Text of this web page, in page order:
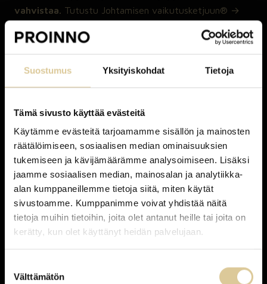
Suostumus Yksityiskohdat Tietoja
Tämä sivusto käyttää evästeitä
Käytämme evästeitä tarjoamamme sisällön ja mainosten
räätälöimiseen, sosiaalisen median ominaisuuksien
tukemiseen ja kävijämäärämme analysoimiseen. Lisäksi
jaamme sosiaalisen median, mainosalan ja analytiikka-
alan kumppaneillemme tietoja siitä, miten käytät
sivustoamme. Kumppanimme voivat yhdistää näitä
tietoja muihin tietoihin, joita olet antanut heille tai joita on
kerätty, kun olet käyttänyt heidän palvelujaan.
valinta
Välttämätön
vahvistaa. Tutustu Johtamisen vaikutusketjuun® →
Mistä uudistumiskyvyn
huomaa?
Uudistumiskyky näkyy siinä, miten organisaatio näkee
tilanteet, tekee valintoja, jakaa vastuut ja saa sovitut
asiat etenemään myös silloin, kun arki on kuormittunut.
Näkyvin merkki uudistumiskyvystä on, että tärkeät